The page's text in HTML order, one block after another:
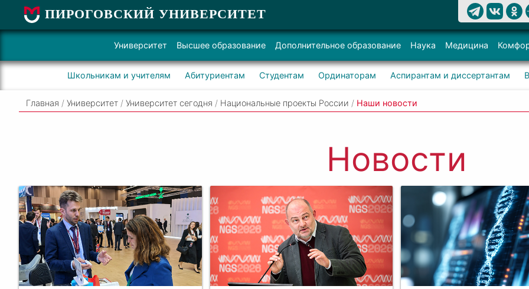
ПИРОГОВСКИЙ УНИВЕРСИТЕТ
Университет Высшее образование Дополнительное образование Наука Медицина
Школьникам и учителям Абитуриентам Студентам Ординаторам Аспирантам и диссертантам
Главная / Университет / Университет сегодня / Национальные проекты России / Наши новости
Новости